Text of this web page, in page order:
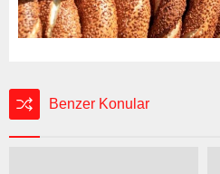
Benzer Konular